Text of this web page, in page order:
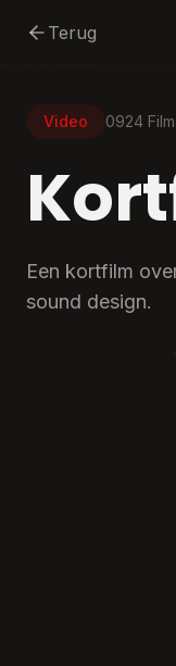
Terug
Video 0924
Een kortfilm
sound design.